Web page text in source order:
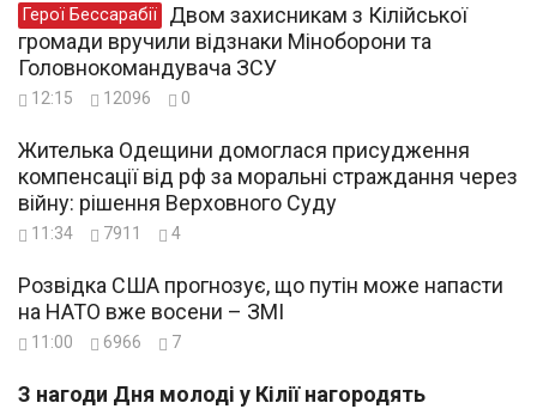
Герої Бессарабії
громади вручили відзнаки Міноборони та
Головнокомандувача ЗСУ
12:15 12096 0
Жителька Одещини домоглася присудження
компенсації від рф за моральні страждання через
війну: рішення Верховного Суду
11:34 7911 4
Розвідка США прогнозує, що путін може напасти
на НАТО вже восени – ЗМІ
11:00 6966 7
З нагоди Дня молоді у Кілії нагородять